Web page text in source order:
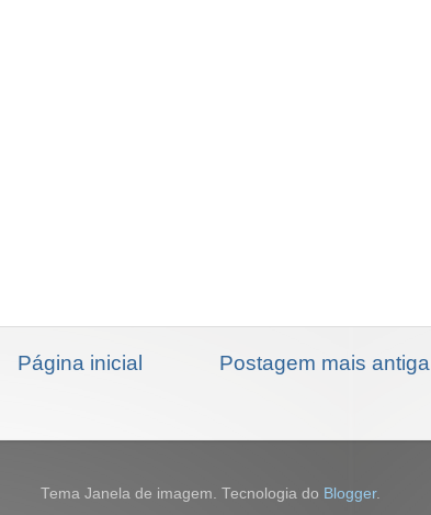
Postagem mais antiga
Página inicial
Tema Janela de imagem. Tecnologia do Blogger.